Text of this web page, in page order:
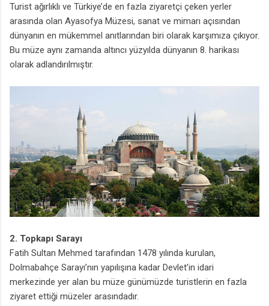
Turist ağırlıklı ve Türkiye’de en fazla ziyaretçi çeken yerler
arasında olan Ayasofya Müzesi, sanat ve mimarı açısından
dünyanın en mükemmel anıtlarından biri olarak karşımıza çıkıyor.
Bu müze aynı zamanda altıncı yüzyılda dünyanın 8. harikası
olarak adlandırılmıştır.
2. Topkapı Sarayı
Fatih Sultan Mehmed tarafından 1478 yılında kurulan,
Dolmabahçe Sarayı’nın yapılışına kadar Devlet’in idari
merkezinde yer alan bu müze günümüzde turistlerin en fazla
ziyaret ettiği müzeler arasındadır.